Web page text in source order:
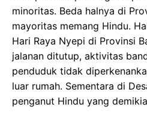
minoritas. Beda halnya di
mayoritas memang Hindu.
Hari Raya Nyepi di Provinsi
jalanan ditutup, aktivitas
penduduk tidak
luar rumah. Sementara di
penganut Hindu yang